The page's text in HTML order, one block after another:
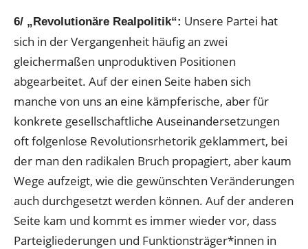
6/ „Revolutionäre Realpolitik“: Unsere Partei hat
sich in der Vergangenheit häufig an zwei
gleichermaßen unproduktiven Positionen
abgearbeitet. Auf der einen Seite haben sich
manche von uns an eine kämpferische, aber für
konkrete gesellschaftliche Auseinandersetzungen
oft folgenlose Revolutionsrhetorik geklammert, bei
der man den radikalen Bruch propagiert, aber kaum
Wege aufzeigt, wie die gewünschten Veränderungen
auch durchgesetzt werden können. Auf der anderen
Seite kam und kommt es immer wieder vor, dass
Parteigliederungen und Funktionsträger*innen in